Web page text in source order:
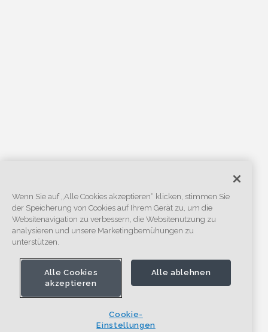
Wenn Sie auf „Alle Cookies akzeptieren“ klicken, stimmen Sie
der Speicherung von Cookies auf Ihrem Gerät zu, um die
Websitenavigation zu verbessern, die Websitenutzung zu
analysieren und unsere Marketingbemühungen zu
unterstützen.
Alle Cookies
akzeptieren
Alle ablehnen
Cookie-
Einstellungen